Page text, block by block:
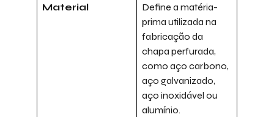
Material
Define a matéria-
prima utilizada na
fabricação da
chapa perfurada,
como aço carbono,
aço galvanizado,
aço inoxidável ou
alumínio.